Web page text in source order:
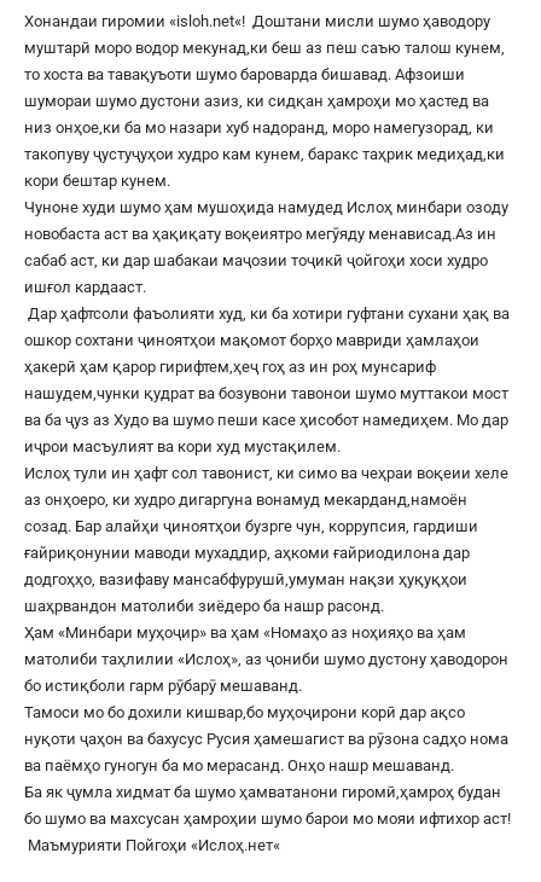
Хонандаи гиромии «isloh.net«! Доштани мисли шумо ҳаводору
муштарӣ моро водор мекунад,ки беш аз пеш саъю талош кунем,
то хоста ва тавақуъоти шумо бароварда бишавад. Афзоиши
шумораи шумо дустони азиз, ки сидқан ҳамроҳи мо ҳастед ва
низ онҳое,ки ба мо назари хуб надоранд, моро намегузорад, ки
такопуву ҷустуҷуҳои худро кам кунем, баракс таҳрик медиҳад,ки
кори бештар кунем.
Чуноне худи шумо ҳам мушоҳида намудед Ислоҳ минбари озоду
новобаста аст ва ҳақиқату воқеиятро мегӯяду менависад.Аз ин
сабаб аст, ки дар шабакаи маҷозии тоҷикӣ ҷойгоҳи хоси худро
ишғол кардааст.
Дар ҳафтсоли фаъолияти худ, ки ба хотири гуфтани сухани ҳақ ва
ошкор сохтани ҷиноятҳои мақомот борҳо мавриди ҳамлаҳои
ҳакерӣ ҳам қарор гирифтем,ҳеҷ гоҳ аз ин роҳ мунсариф
нашудем,чунки қудрат ва бозувони тавонои шумо муттакои мост
ва ба ҷуз аз Худо ва шумо пеши касе ҳисобот намедиҳем. Мо дар
иҷрои масъулият ва кори худ мустақилем.
Ислоҳ тули ин ҳафт сол тавонист, ки симо ва чеҳраи воқеии хеле
аз онҳоеро, ки худро дигаргуна вонамуд мекарданд,намоён
созад. Бар алайҳи ҷиноятҳои бузрге чун, коррупсия, гардиши
ғайриқонунии маводи мухаддир, аҳкоми ғайриодилона дар
додгоҳҳо, вазифаву мансабфурушӣ,умуман нақзи ҳуқуқҳои
шаҳрвандон матолиби зиёдеро ба нашр расонд.
Ҳам «Минбари муҳоҷир» ва ҳам «Номаҳо аз ноҳияҳо ва ҳам
матолиби таҳлилии «Ислоҳ», аз ҷониби шумо дустону ҳаводорон
бо истиқболи гарм рӯбарӯ мешаванд.
Тамоси мо бо дохили кишвар,бо муҳоҷирони корӣ дар ақсо
нуқоти ҷаҳон ва бахусус Русия ҳамешагист ва рӯзона садҳо нома
ва паёмҳо гуногун ба мо мерасанд. Онҳо нашр мешаванд.
Ба як ҷумла хидмат ба шумо ҳамватанони гиромӣ,ҳамроҳ будан
бо шумо ва махсусан ҳамроҳии шумо барои мо мояи ифтихор аст!
Маъмурияти Пойгоҳи «Ислоҳ.нет«